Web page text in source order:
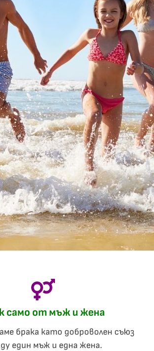
само от мъж и жена
брака като доброволен съюз
един мъж и една жена.